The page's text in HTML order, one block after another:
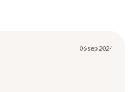
06 sep 2024